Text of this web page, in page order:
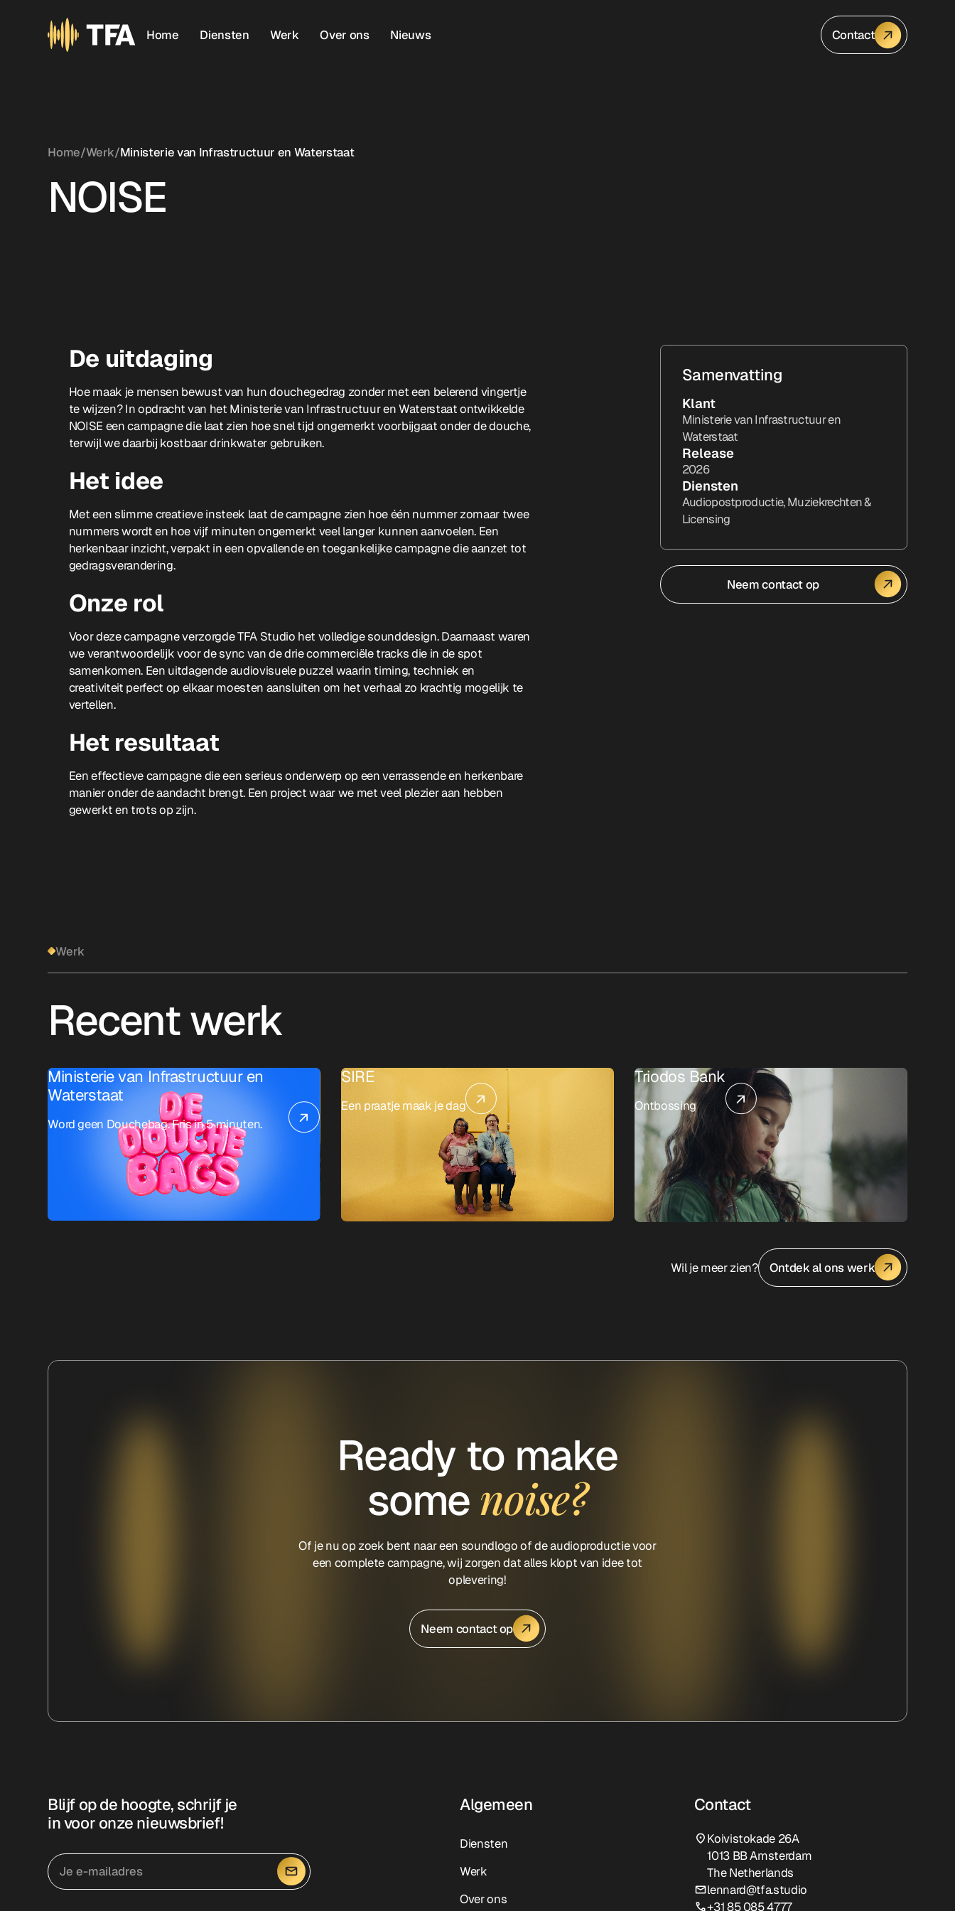
Home Diensten Werk Over ons Nieuws Contact
Home/Werk/Ministerie van Infrastructuur en Waterstaat
NOISE
De uitdaging
Hoe maak je mensen bewust van hun douchegedrag zonder met een belerend vingertje
te wijzen? In opdracht van het Ministerie van Infrastructuur en Waterstaat ontwikkelde
NOISE een campagne die laat zien hoe snel tijd ongemerkt voorbijgaat onder de douche,
terwijl we daarbij kostbaar drinkwater gebruiken.
Het idee
Met een slimme creatieve insteek laat de campagne zien hoe één nummer zomaar twee
nummers wordt en hoe vijf minuten ongemerkt veel langer kunnen aanvoelen. Een
herkenbaar inzicht, verpakt in een opvallende en toegankelijke campagne die aanzet tot
gedragsverandering.
Onze rol
Voor deze campagne verzorgde TFA Studio het volledige sounddesign. Daarnaast waren
we verantwoordelijk voor de sync van de drie commerciële tracks die in de spot
samenkomen. Een uitdagende audiovisuele puzzel waarin timing, techniek en
creativiteit perfect op elkaar moesten aansluiten om het verhaal zo krachtig mogelijk te
vertellen.
Het resultaat
Een effectieve campagne die een serieus onderwerp op een verrassende en herkenbare
manier onder de aandacht brengt. Een project waar we met veel plezier aan hebben
gewerkt en trots op zijn.
Samenvatting
Klant
Ministerie van Infrastructuur en
Waterstaat
Release
2026
Diensten
Audiopostproductie, Muziekrechten &
Licensing
Neem contact op
Werk
Recent werk
Ministerie van Infrastructuur en
Waterstaat
Word geen Douchebag. Fris in 5 minuten.
SIRE
Een praatje maak je dag
Triodos Bank
Ontbossing
Wil je meer zien? Ontdek al ons werk
Ready to make
some noise?
Of je nu op zoek bent naar een soundlogo of de audioproductie voor
een complete campagne, wij zorgen dat alles klopt van idee tot
oplevering!
Neem contact op
Blijf op de hoogte, schrijf je
in voor onze nieuwsbrief!
Algemeen
Diensten
Werk
Over ons
Contact
Koivistokade 26A
1013 BB Amsterdam
The Netherlands
lennard@tfa.studio
+31 85 085 4777